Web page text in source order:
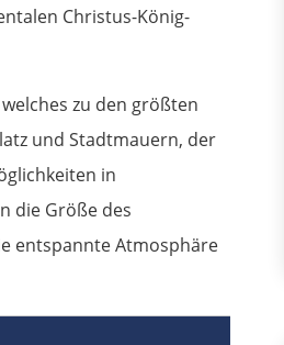
Christus-König-
zu den größten
und Stadtmauern, der
in
die Größe des
entspannte Atmosphäre